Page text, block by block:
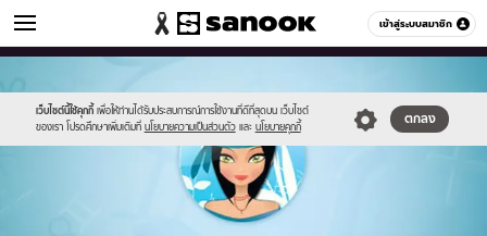
เข้าสู่ระบบสมาชิก
ดูดวง หมวดอื่นๆ
เว็บไซต์นี้ใช้คุกกี้ เพื่อให้ท่านได้รับประสบการณ์การใช้งานที่ดีที่สุดบน เว็บไซต์
ของเรา โปรดศึกษาเพิ่มเติมที่ นโยบายความเป็นส่วนตัว และ นโยบายคุกกี้
ตกลง
//s.isanook.com/sr/0/images/logo-
new-
sanook.png
//s.isanook.com/ho/0/ud/fxd/day/6_fri.jpg